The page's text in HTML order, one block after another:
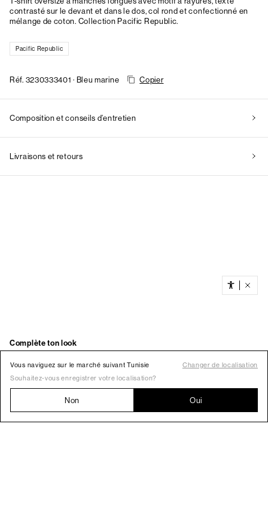
Vous naviguez sur le marché suivant Tunisie
Changer de localisation
Souhaitez-vous enregistrer votre localisation?
Non Oui